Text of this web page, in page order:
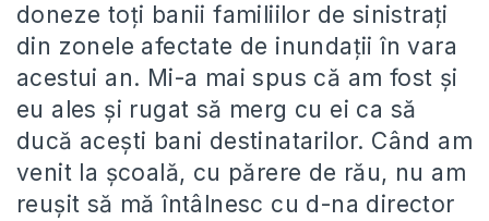
doneze toţi banii familiilor de sinistraţi
din zonele afectate de inundaţii în vara
acestui an. Mi-a mai spus că am fost şi
eu ales şi rugat să merg cu ei ca să
ducă aceşti bani destinatarilor. Când am
venit la şcoală, cu părere de rău, nu am
reușit să mă întâlnesc cu d-na director